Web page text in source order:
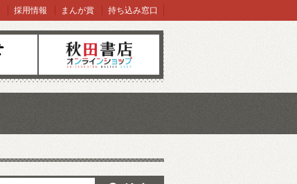
オンラインショップ
採用情報 まんが賞 持ち込み窓口